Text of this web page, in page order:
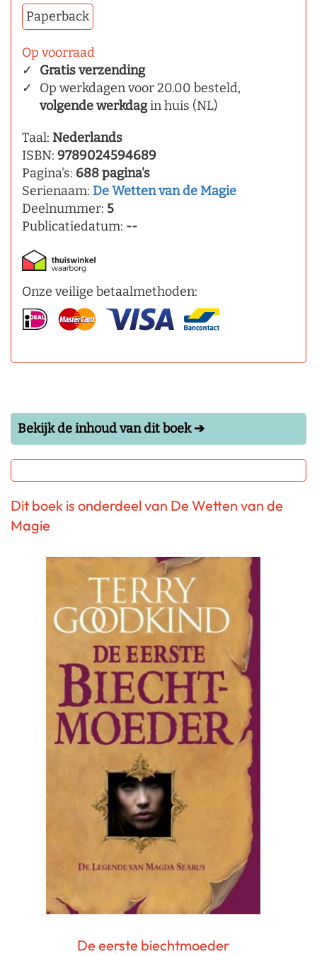
Paperback
Op voorraad
Gratis verzending
Op werkdagen voor 20.00 besteld,
volgende werkdagin huis (NL)
Taal: Nederlands
ISBN: 9789024594689
Pagina's: 688 pagina's
Serienaam: De Wetten van de Magie
Deelnummer: 5
Publicatiedatum: --
Onze veilige betaalmethoden:
Bekijk de inhoud van dit boek ➔
Dit boek is onderdeel van De Wetten van de
Magie
De eerste biechtmoeder